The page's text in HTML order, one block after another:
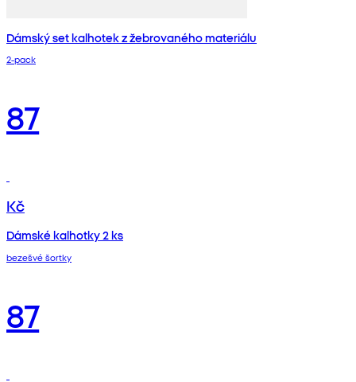
Dámský set kalhotek z žebrovaného materiálu
2‑pack
87
Kč
Dámské kalhotky 2 ks
bezešvé šortky
87